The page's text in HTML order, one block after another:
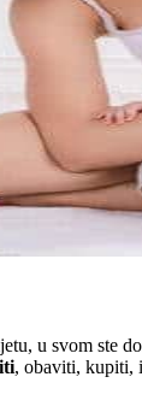
u svom ste
, obaviti, kupiti,